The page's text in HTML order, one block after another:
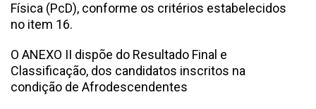
Física (PcD), conforme os critérios estabelecidos
no item 16.
O ANEXO II dispõe do Resultado Final e
Classificação, dos candidatos inscritos na
condição de Afrodescendentes